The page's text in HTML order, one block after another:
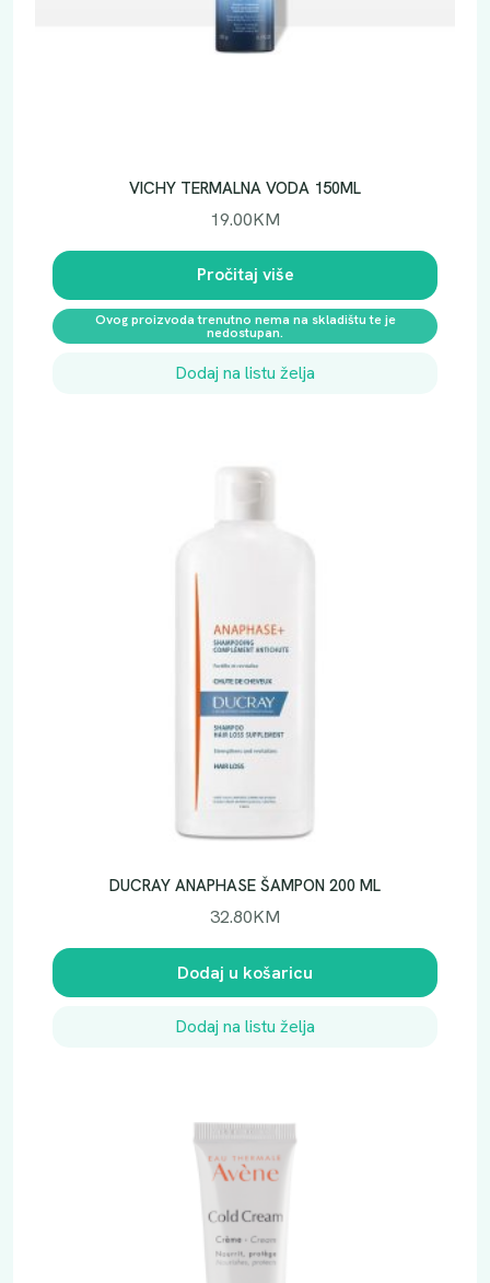
VICHY TERMALNA VODA 150ML
19.00KM
Pročitaj više
Ovog proizvoda trenutno nema na skladištu te je
nedostupan.
Dodaj na listu želja
DUCRAY ANAPHASE ŠAMPON 200 ML
32.80KM
Dodaj u košaricu
Dodaj na listu želja